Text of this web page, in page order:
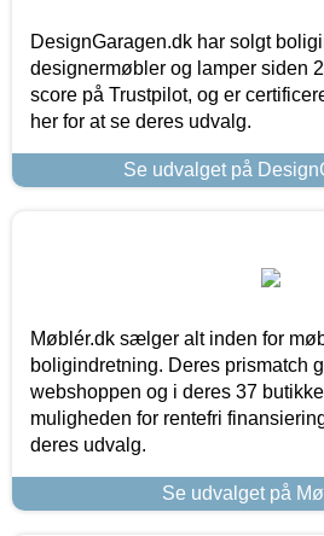
DesignGaragen.dk har solgt
designermøbler og lamper siden
score på Trustpilot, og er
her for at se deres udvalg.
Se udvalget på
Møblér.dk sælger alt inden for
boligindretning. Deres prismatch
webshoppen og i deres 37
muligheden for rentefri
deres udvalg.
Se udvalget på